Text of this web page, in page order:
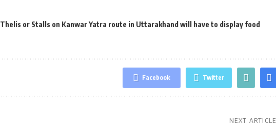
Thelis or Stalls on Kanwar Yatra route in Uttarakhand will have to display food
Facebook Twitter
NEXT ARTICLE